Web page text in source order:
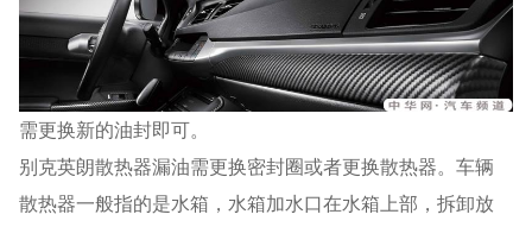
需更换新的油封即可。
别克英朗散热器漏油需更换密封圈或者更换散热器。车辆
散热器一般指的是水箱，水箱加水口在水箱上部，拆卸放